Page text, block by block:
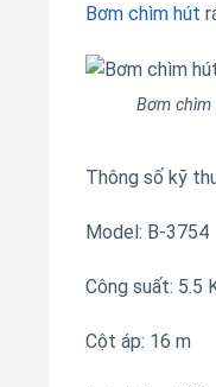
Bơm chìm hút
Bơm chìm
Thông số kỹ
Model: B-3754
Công suất: 5.5
Cột áp: 16 m